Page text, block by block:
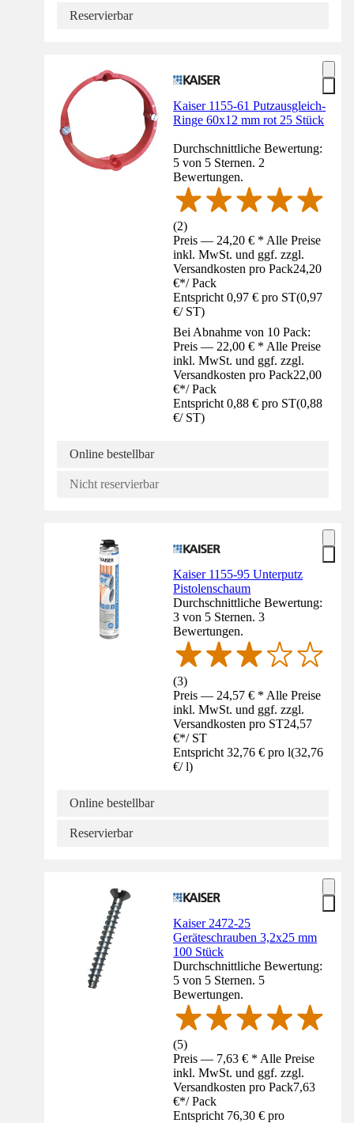
Reservierbar
Kaiser 1155-61 Putzausgleich-
Ringe 60x12 mm rot 25 Stück
Durchschnittliche Bewertung:
5 von 5 Sternen. 2
Bewertungen.
(2)
Preis — 24,20 € * Alle Preise
inkl. MwSt. und ggf. zzgl.
Versandkosten pro Pack24,20
€*/ Pack
Entspricht 0,97 € pro ST(0,97
€/ ST)
Bei Abnahme von 10 Pack:
Preis — 22,00 € * Alle Preise
inkl. MwSt. und ggf. zzgl.
Versandkosten pro Pack22,00
€*/ Pack
Entspricht 0,88 € pro ST(0,88
€/ ST)
Online bestellbar
Nicht reservierbar
Kaiser 1155-95 Unterputz
Pistolenschaum
Durchschnittliche Bewertung:
3 von 5 Sternen. 3
Bewertungen.
(3)
Preis — 24,57 € * Alle Preise
inkl. MwSt. und ggf. zzgl.
Versandkosten pro ST24,57
€*/ ST
Entspricht 32,76 € pro l(32,76
€/ l)
Online bestellbar
Reservierbar
Kaiser 2472-25
Geräteschrauben 3,2x25 mm
100 Stück
Durchschnittliche Bewertung:
5 von 5 Sternen. 5
Bewertungen.
(5)
Preis — 7,63 € * Alle Preise
inkl. MwSt. und ggf. zzgl.
Versandkosten pro Pack7,63
€*/ Pack
Entspricht 76,30 € pro